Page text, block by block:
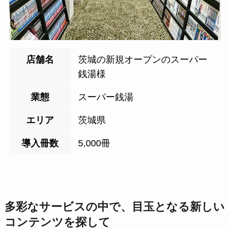
店舗名
茨城の新規オープンのスーパー
銭湯様
業態 スーパー銭湯
エリア 茨城県
導入冊数 5,000冊
多彩なサービスの中で、目玉となる新しい
コンテンツを探して